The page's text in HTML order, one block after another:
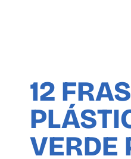
12
VERDE